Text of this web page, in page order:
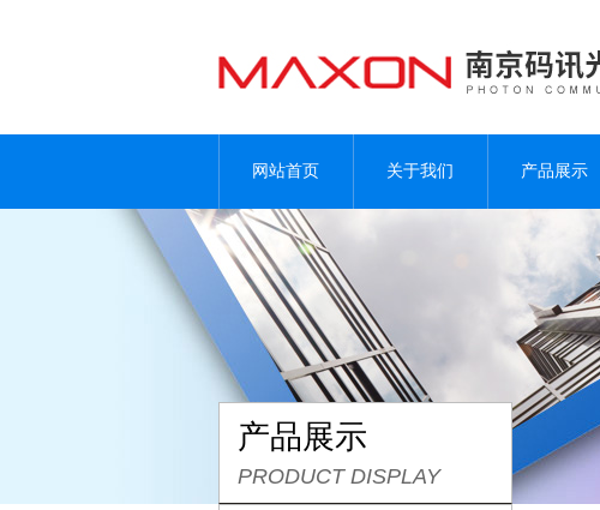
网站首页 关于我们 产品展示
产品展示
PRODUCT DISPLAY